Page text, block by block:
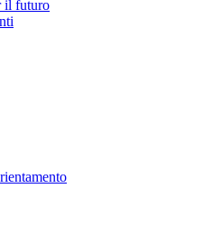
il futuro